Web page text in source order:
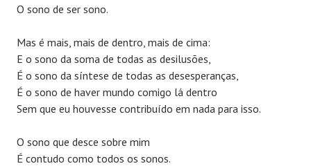
O sono de ser sono.
Mas é mais, mais de dentro, mais de cima:
E o sono da soma de todas as desilusões,
É o sono da síntese de todas as desesperanças,
É o sono de haver mundo comigo lá dentro
Sem que eu houvesse contribuído em nada para isso.
O sono que desce sobre mim
É contudo como todos os sonos.